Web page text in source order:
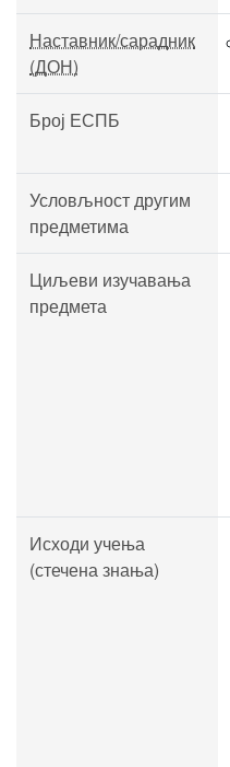
Наставник/сарадник
(ДОН)
Број ЕСПБ
Условљност другим
предметима
Циљеви изучавања
предмета
Исходи учења
(стечена знања)